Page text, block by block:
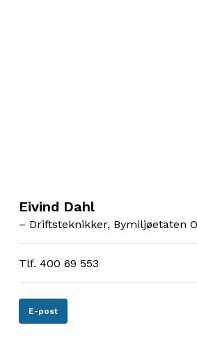
Eivind Dahl
– Driftsteknikker, Bymiljøetaten
Tlf. 400 69 553
E-post